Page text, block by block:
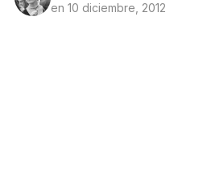
en 10 diciembre, 2012